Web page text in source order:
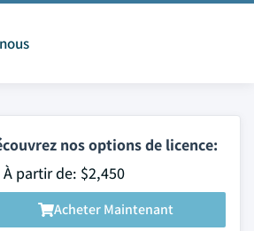
nos options de licence:
À partir de: $2,450
Acheter Maintenant